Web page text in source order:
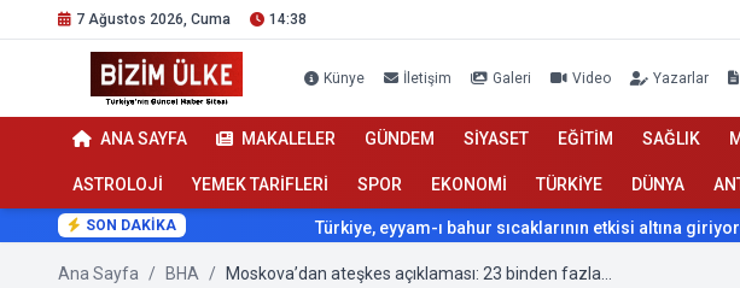
7 Ağustos 2026, Cuma 14:38
Künye İletişim Galeri Video Yazarlar
ANA SAYFA MAKALELER GÜNDEM SİYASET EĞİTİM SAĞLIK
ASTROLOJİ YEMEK TARİFLERİ SPOR EKONOMİ TÜRKİYE DÜNYA
SON DAKİKA Türkiye, eyyam-ı bahur sıcaklarının etkisi altına giriyor
Ana Sayfa / BHA /